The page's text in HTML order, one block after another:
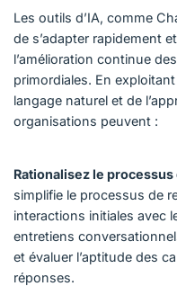
Les outils d’IA, comme
de s’adapter rapidement
l’amélioration continue
primordiales. En
langage naturel et de
organisations peuvent :
Rationalisez le
simplifie le processus de
interactions initiales avec
entretiens
et évaluer l’aptitude des
réponses.